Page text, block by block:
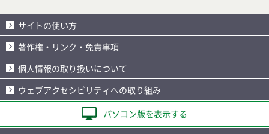
サイトの使い方
著作権・リンク・免責事項
個人情報の取り扱いについて
ウェブアクセシビリティへの取り組み
パソコン版を表示する